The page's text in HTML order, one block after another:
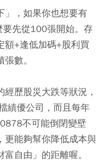
」，如果你也想要有
先從100張開始。存
額+逢低加碼+股利買
數。
歷股災大跌等狀況，
績優公司，而且每年
不可能倒閉變壁
更能夠幫你降低成本與
自由」的距離喔。